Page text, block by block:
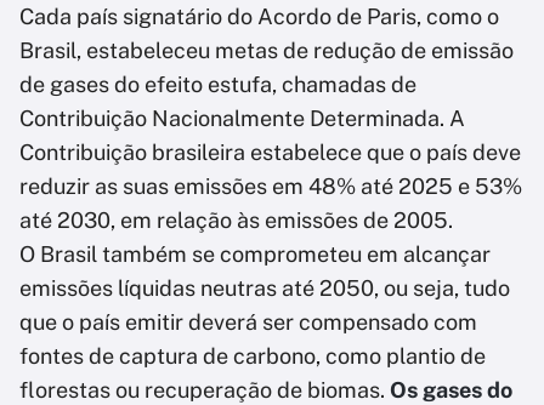
Cada país signatário do Acordo de Paris, como o
Brasil, estabeleceu metas de redução de emissão
de gases do efeito estufa, chamadas de
Contribuição Nacionalmente Determinada. A
Contribuição brasileira estabelece que o país deve
reduzir as suas emissões em 48% até 2025 e 53%
até 2030, em relação às emissões de 2005.
O Brasil também se comprometeu em alcançar
emissões líquidas neutras até 2050, ou seja, tudo
que o país emitir deverá ser compensado com
fontes de captura de carbono, como plantio de
florestas ou recuperação de biomas. Os gases do